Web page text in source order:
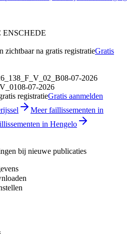
ENSCHEDE
zichtbaar na gratis registratieGratis
08-07-2026
08-07-2026
registratieGratis aanmelden
Meer faillissementen in
in Hengelo
bij nieuwe publicaties